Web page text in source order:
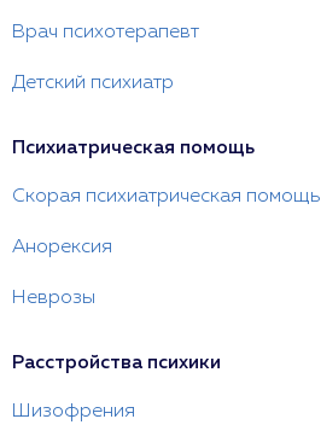
Врач психотерапевт
Детский психиатр
Психиатрическая помощь
Скорая психиатрическая помощь
Анорексия
Неврозы
Расстройства психики
Шизофрения